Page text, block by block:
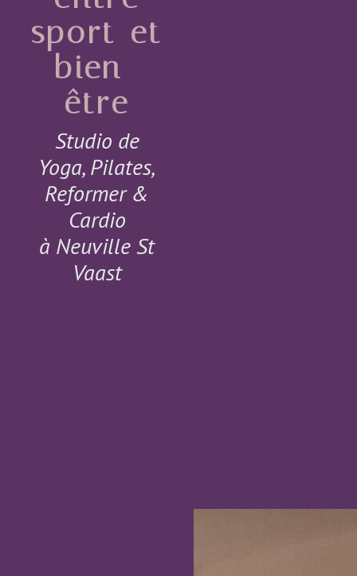
sport et
bien-
être
Studio de
Yoga, Pilates,
Reformer &
Cardio
à Neuville St
Vaast